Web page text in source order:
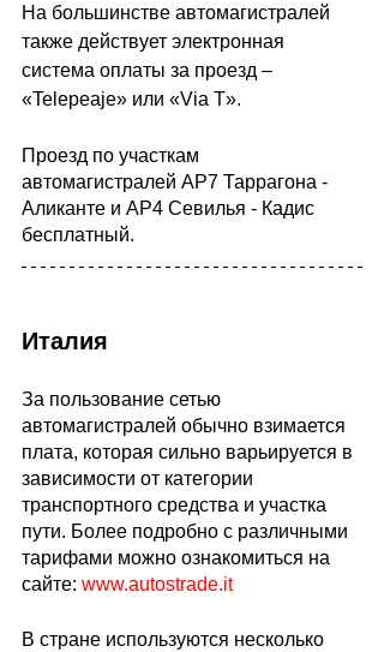
На большинстве автомагистралей
также действует электронная
система оплаты за проезд –
«Telepeaje» или «Via T».
Проезд по участкам
автомагистралей AP7 Таррагона -
Аликанте и AP4 Севилья - Кадис
бесплатный.
Италия
За пользование сетью
автомагистралей обычно взимается
плата, которая сильно варьируется в
зависимости от категории
транспортного средства и участка
пути. Более подробно с различными
тарифами можно ознакомиться на
сайте: www.autostrade.it
В стране используются несколько